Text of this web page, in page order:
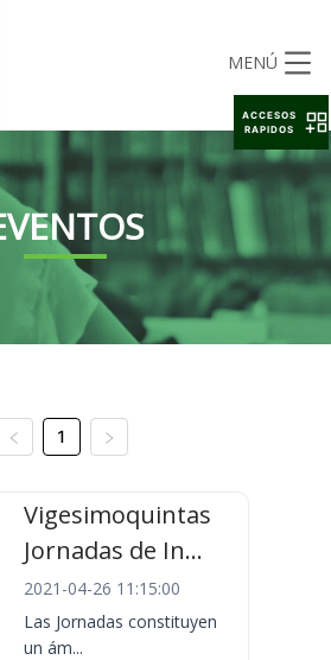
MENÚ
1
Vigesimoquintas
Jornadas de In...
2021-04-26 11:15:00
Las Jornadas constituyen
un ám...
ACCESOS
RAPIDOS